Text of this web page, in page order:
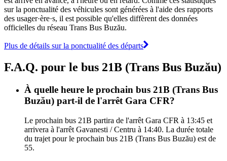
sur la ponctualité des véhicules sont générées à l'aide des rapports
des usager·ère·s, il est possible qu'elles diffèrent des données
officielles du réseau Trans Bus Buzău.
Plus de détails sur la ponctualité des départs
F.A.Q. pour le bus 21B (Trans Bus Buzău)
À quelle heure le prochain bus 21B (Trans Bus
Buzău) part-il de l'arrêt Gara CFR?
Le prochain bus 21B partira de l'arrêt Gara CFR à 13:45 et
arrivera à l'arrêt Gavanesti / Centru à 14:40. La durée totale
du trajet pour le prochain bus 21B (Trans Bus Buzău) est de
55.